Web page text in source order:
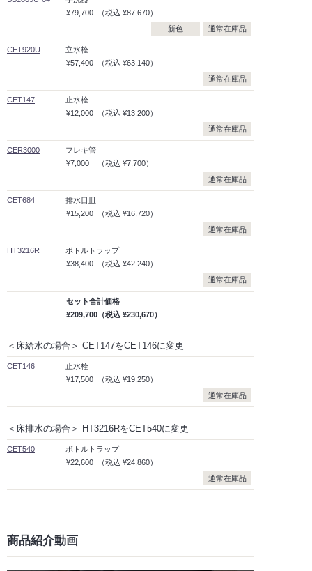
¥79,700
（税込 ¥87,670）
新色
通常在庫品
CET920U
立水栓
¥57,400
（税込 ¥63,140）
通常在庫品
CET147
止水栓
¥12,000
（税込 ¥13,200）
通常在庫品
CER3000
フレキ管
¥7,000
（税込 ¥7,700）
通常在庫品
CET684
排水目皿
¥15,200
（税込 ¥16,720）
通常在庫品
HT3216R
ボトルトラップ
¥38,400
（税込 ¥42,240）
通常在庫品
セット合計価格
¥209,700 （税込 ¥230,670）
＜床給水の場合＞ CET147をCET146に変更
CET146
止水栓
¥17,500
（税込 ¥19,250）
通常在庫品
＜床排水の場合＞ HT3216RをCET540に変更
CET540
ボトルトラップ
¥22,600
（税込 ¥24,860）
通常在庫品
商品紹介動画